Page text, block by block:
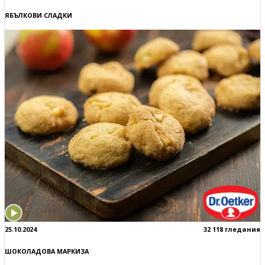
ЯБЪЛКОВИ СЛАДКИ
25.10.2024 32 118 гледания
ШОКОЛАДОВА МАРКИЗА